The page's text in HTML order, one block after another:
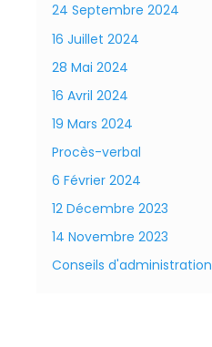
24 Septembre 2024
16 Juillet 2024
28 Mai 2024
16 Avril 2024
19 Mars 2024
Procès-verbal
6 Février 2024
12 Décembre 2023
14 Novembre 2023
Conseils d'administration